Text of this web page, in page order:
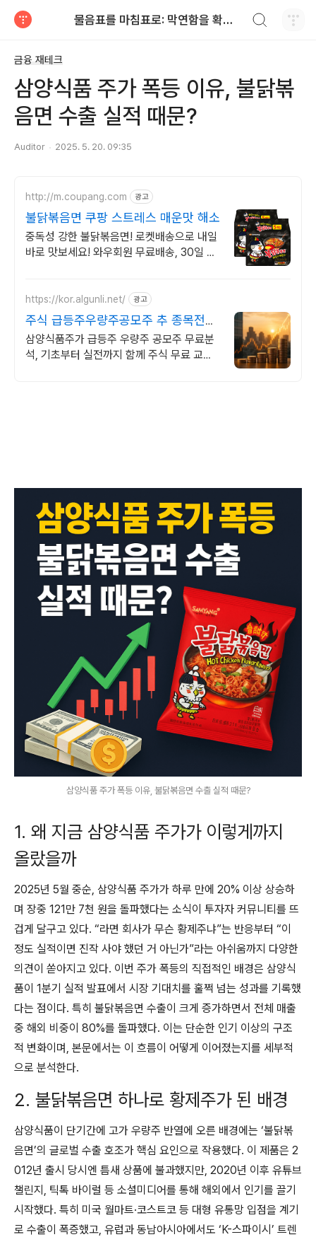
물음표를 마침표로: 막연함을 확신으로
금융 재테크
삼양식품 주가 폭등 이유, 불닭볶
음면 수출 실적 때문?
Auditor 2025. 5. 20. 09:35
http://m.coupang.com 광고
불닭볶음면 쿠팡 스트레스 매운맛 해소
중독성 강한 불닭볶음면! 로켓배송으로 내일
바로 맛보세요! 와우회원 무료배송, 30일 반
https://kor.algunli.net/ 광고
주식 급등주우량주공모주 추 종목전망,
분석자료 제공
삼양식품주가 급등주 우량주 공모주 무료분
석, 기초부터 실전까지 함께 주식 무료 교육
삼양식품 주가 폭등 이유, 불닭볶음면 수출 실적 때문?
1. 왜 지금 삼양식품 주가가 이렇게까지
올랐을까
2025년 5월 중순, 삼양식품 주가가 하루 만에 20% 이상 상승하
며 장중 121만 7천 원을 돌파했다는 소식이 투자자 커뮤니티를 뜨
겁게 달구고 있다. “라면 회사가 무슨 황제주냐”는 반응부터 “이
정도 실적이면 진작 사야 했던 거 아닌가”라는 아쉬움까지 다양한
의견이 쏟아지고 있다. 이번 주가 폭등의 직접적인 배경은 삼양식
품이 1분기 실적 발표에서 시장 기대치를 훌쩍 넘는 성과를 기록했
다는 점이다. 특히 불닭볶음면 수출이 크게 증가하면서 전체 매출
중 해외 비중이 80%를 돌파했다. 이는 단순한 인기 이상의 구조
적 변화이며, 본문에서는 이 흐름이 어떻게 이어졌는지를 세부적
으로 분석한다.
2. 불닭볶음면 하나로 황제주가 된 배경
삼양식품이 단기간에 고가 우량주 반열에 오른 배경에는 ‘불닭볶
음면’의 글로벌 수출 호조가 핵심 요인으로 작용했다. 이 제품은 2
012년 출시 당시엔 틈새 상품에 불과했지만, 2020년 이후 유튜브
챌린지, 틱톡 바이럴 등 소셜미디어를 통해 해외에서 인기를 끌기
시작했다. 특히 미국 월마트·코스트코 등 대형 유통망 입점을 계기
로 수출이 폭증했고, 유럽과 동남아시아에서도 ‘K-스파이시’ 트렌